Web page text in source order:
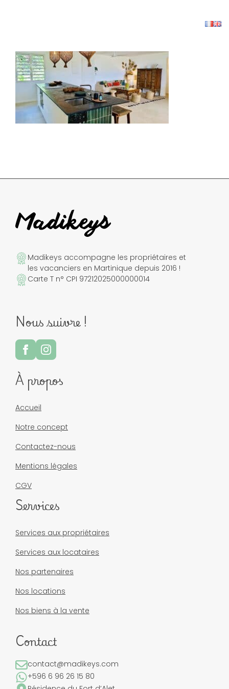
Madikeys accompagne les propriétaires et
les vacanciers en Martinique depuis 2016 !
Carte T n° CPI 97212025000000014
Nous suivre !
À propos
Accueil
Notre concept
Contactez-nous
Mentions légales
CGV
Services
Services aux propriétaires
Services aux locataires
Nos partenaires
Nos locations
Nos biens à la vente
Contact
contact@madikeys.com
+596 6 96 26 15 80